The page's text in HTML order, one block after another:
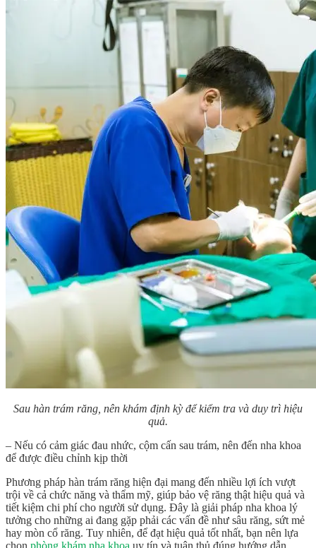
Sau hàn trám răng, nên khám định kỳ để kiểm tra và duy trì hiệu
quả.
– Nếu có cảm giác đau nhức, cộm cấn sau trám, nên đến nha khoa
để được điều chỉnh kịp thời
Phương pháp hàn trám răng hiện đại mang đến nhiều lợi ích vượt
trội về cả chức năng và thẩm mỹ, giúp bảo vệ răng thật hiệu quả và
tiết kiệm chi phí cho người sử dụng. Đây là giải pháp nha khoa lý
tưởng cho những ai đang gặp phải các vấn đề như sâu răng, sứt mẻ
hay mòn cổ răng. Tuy nhiên, để đạt hiệu quả tốt nhất, bạn nên lựa
chọn phòng khám nha khoa uy tín và tuân thủ đúng hướng dẫn